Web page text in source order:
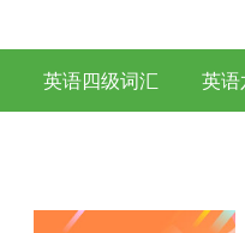
英语四级词汇 英语